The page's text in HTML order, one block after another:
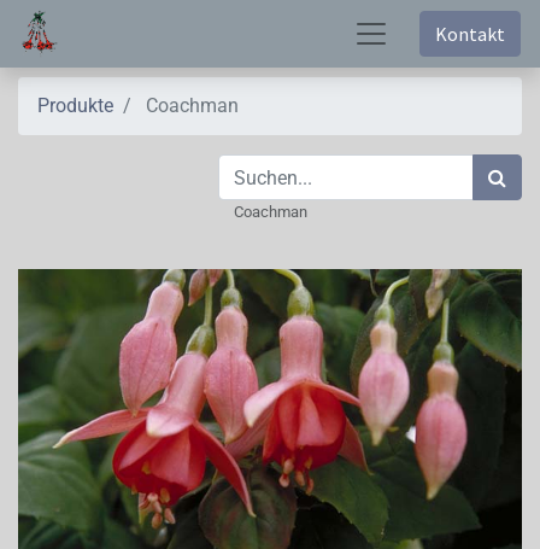
Kontakt
Produkte Coachman
Coachman